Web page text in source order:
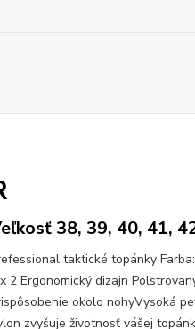
38, 39, 40, 41,
taktické topánky
2 Ergonomický dizajn
okolo nohyVysoká
zvyšuje životnosť vášej